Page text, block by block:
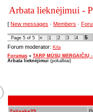
Arbata lieknėjimui -
[ New messages · Members ·
Page 5 of 5 « 1 2 3 4
5
Forum moderator: Krla
Forumas » TARP MŪSŲ
Arbata lieknėjimui (pokalbiai)